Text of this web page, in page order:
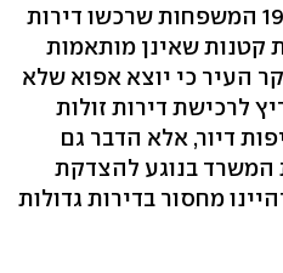
נמצא ש-8 משפחות מתוך 19 המשפחות שרכשו דירות
דירות קטנות שאינן מותאמות
העיר כי יוצא אפוא שלא
לרכישת דירות זולות
דיור, אלא הדבר גם
המשרד בנוגע להצדקת
מחסור בדירות גדולות